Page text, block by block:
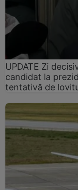
UPDATE Zi
candidat la
tentativă de